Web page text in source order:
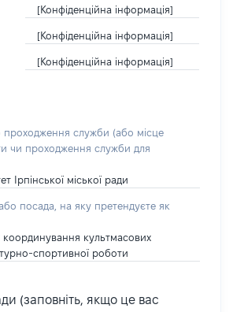
[Конфіденційна інформація]
[Конфіденційна інформація]
[Конфіденційна інформація]
проходження служби (або місце
чи проходження служби для
Ірпінської міської ради
посада, на яку претендуєте як
координування культмасових
спортивної роботи
(заповніть, якщо це вас